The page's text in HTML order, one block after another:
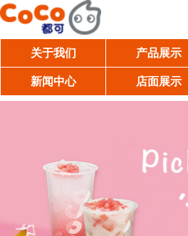
关于我们 产品展示
新闻中心 店面展示